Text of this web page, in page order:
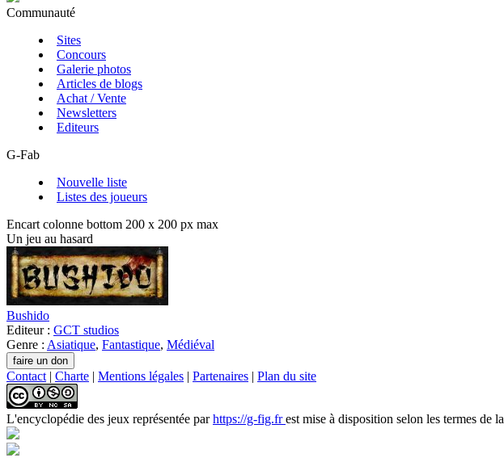
Communauté
Sites
Concours
Galerie photos
Articles de blogs
Achat / Vente
Newsletters
Editeurs
G-Fab
Nouvelle liste
Listes des joueurs
Encart colonne bottom 200 x 200 px max
Un jeu au hasard
Bushido
Editeur : GCT studios
Genre : Asiatique, Fantastique, Médiéval
Contact | Charte | Mentions légales | Partenaires | Plan du site
L'encyclopédie des jeux représentée parhttps://g-fig.frest mise à disposition selon les termes de la